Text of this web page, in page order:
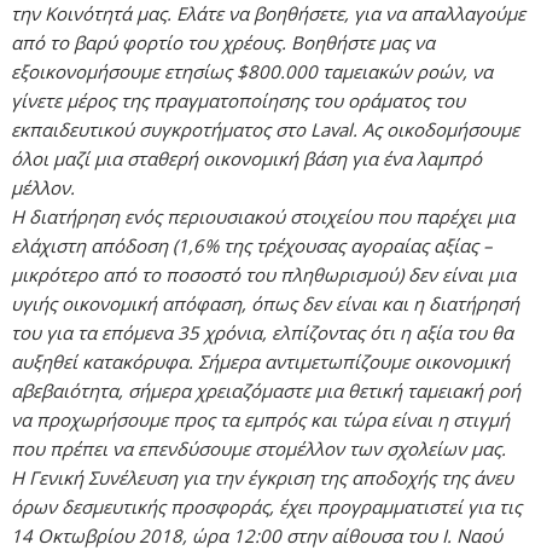
την Κοινότητά μας. Ελάτε να βοηθήσετε, για να απαλλαγούμε
από το βαρύ φορτίο του χρέους. Βοηθήστε μας να
εξοικονομήσουμε ετησίως $800.000 ταμειακών ροών, να
γίνετε μέρος της πραγματοποίησης του οράματος του
εκπαιδευτικού συγκροτήματος στο Laval. Ας οικοδομήσουμε
όλοι μαζί μια σταθερή οικονομική βάση για ένα λαμπρό
μέλλον.
Η διατήρηση ενός περιουσιακού στοιχείου που παρέχει μια
ελάχιστη απόδοση (1,6% της τρέχουσας αγοραίας αξίας –
μικρότερο από το ποσοστό του πληθωρισμού) δεν είναι μια
υγιής οικονομική απόφαση, όπως δεν είναι και η διατήρησή
του για τα επόμενα 35 χρόνια, ελπίζοντας ότι η αξία του θα
αυξηθεί κατακόρυφα. Σήμερα αντιμετωπίζουμε οικονομική
αβεβαιότητα, σήμερα χρειαζόμαστε μια θετική ταμειακή ροή
να προχωρήσουμε προς τα εμπρός και τώρα είναι η στιγμή
που πρέπει να επενδύσουμε στομέλλον των σχολείων μας.
Η Γενική Συνέλευση για την έγκριση της αποδοχής της άνευ
όρων δεσμευτικής προσφοράς, έχει προγραμματιστεί για τις
14 Οκτωβρίου 2018, ώρα 12:00 στην αίθουσα του Ι. Ναού